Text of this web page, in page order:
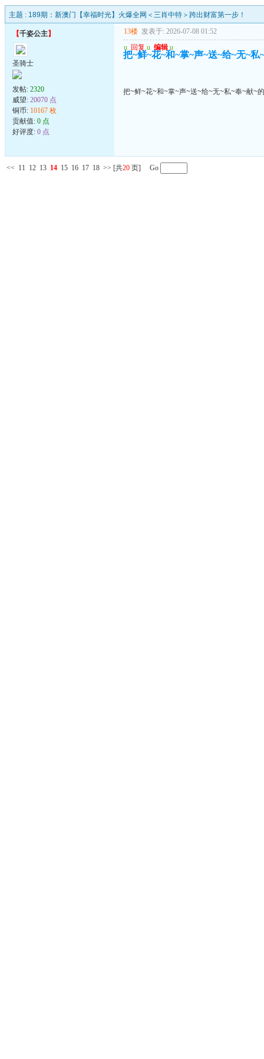
主题 : 189期：新澳门【幸福时光】火爆全网＜三肖中特＞跨出财富第一步！
【千姿公主】
圣骑士
发帖: 2320
威望: 20070 点
铜币: 10167 枚
贡献值: 0 点
好评度: 0 点
13楼 发表于: 2026-07-08 01:52
u 回复 u 编辑 u
把~鲜~花~和~掌~声~送~给~无~私
把~鲜~花~和~掌~声~送~给~无~私~奉~献~
<< 11 12 13 14 15 16 17 18 >> [共20 页] Go